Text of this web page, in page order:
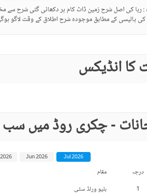
: ربا کی اصل شرح زمین ڈاٹ کام پر دکھائی گئی شرح سے
کی پالیسی کے مطابق موجودہ شرح اطلاق کے وقت لاگو
کا انڈیکس
- چکری روڈ میں سب
درجہ مقام
1
بلیو ورلڈ سٹی
Jul 2026
Jun 2026